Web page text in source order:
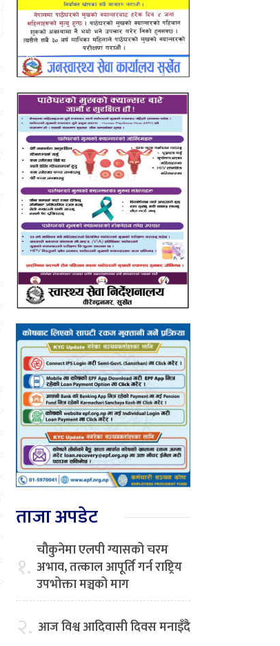
ताजा अपडेट
१. चौकुनेमा एलपी ग्यासको चरम
अभाव, तत्काल आपूर्ति गर्न राष्ट्रिय
उपभोक्ता मञ्चको माग
२. आज विश्व आदिवासी दिवस मनाइँदै